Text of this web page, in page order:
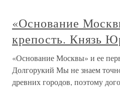
«Основание
крепость. Князь
«Основание Москвы» и ее
Долгорукий Мы не знаем
древних городов, поэтому